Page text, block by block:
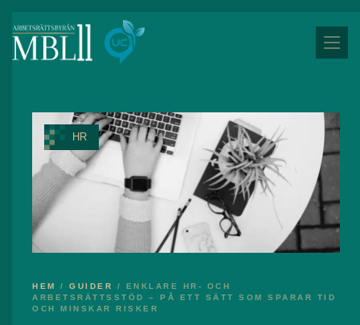
HEM / GUIDER / ENKLARE HR- OCH
ARBETSRÄTTSSTÖD – PÅ ETT SÄTT SOM SPARAR TID
OCH MINSKAR RISKER
HR